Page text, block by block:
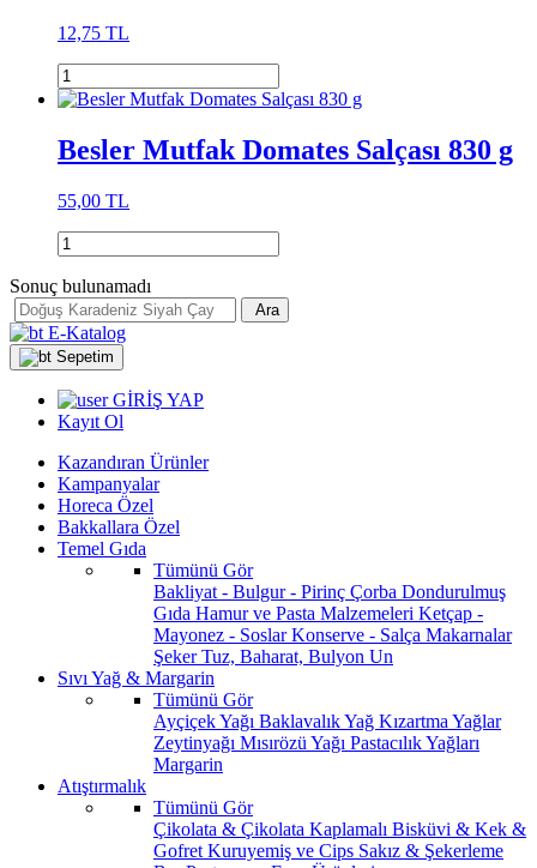
12,75 TL
Besler Mutfak Domates Salçası 830 g
55,00 TL
Sonuç bulunamadı
Ara
E-Katalog
Sepetim
GİRİŞ YAP
Kayıt Ol
Kazandıran Ürünler
Kampanyalar
Horeca Özel
Bakkallara Özel
Temel Gıda
Tümünü Gör
Bakliyat - Bulgur - Pirinç Çorba Dondurulmuş
Gıda Hamur ve Pasta Malzemeleri Ketçap -
Mayonez - SoslarKonserve - Salça Makarnalar
ŞekerTuz, Baharat, Bulyon Un
Sıvı Yağ & Margarin
Tümünü Gör
Ayçiçek Yağı Baklavalık Yağ Kızartma Yağlar
Zeytinyağı Mısırözü Yağı Pastacılık Yağları
Margarin
Atıştırmalık
Tümünü Gör
Çikolata & Çikolata Kaplamalı Bisküvi & Kek &
Gofret Kuruyemiş ve Cips Sakız & Şekerleme